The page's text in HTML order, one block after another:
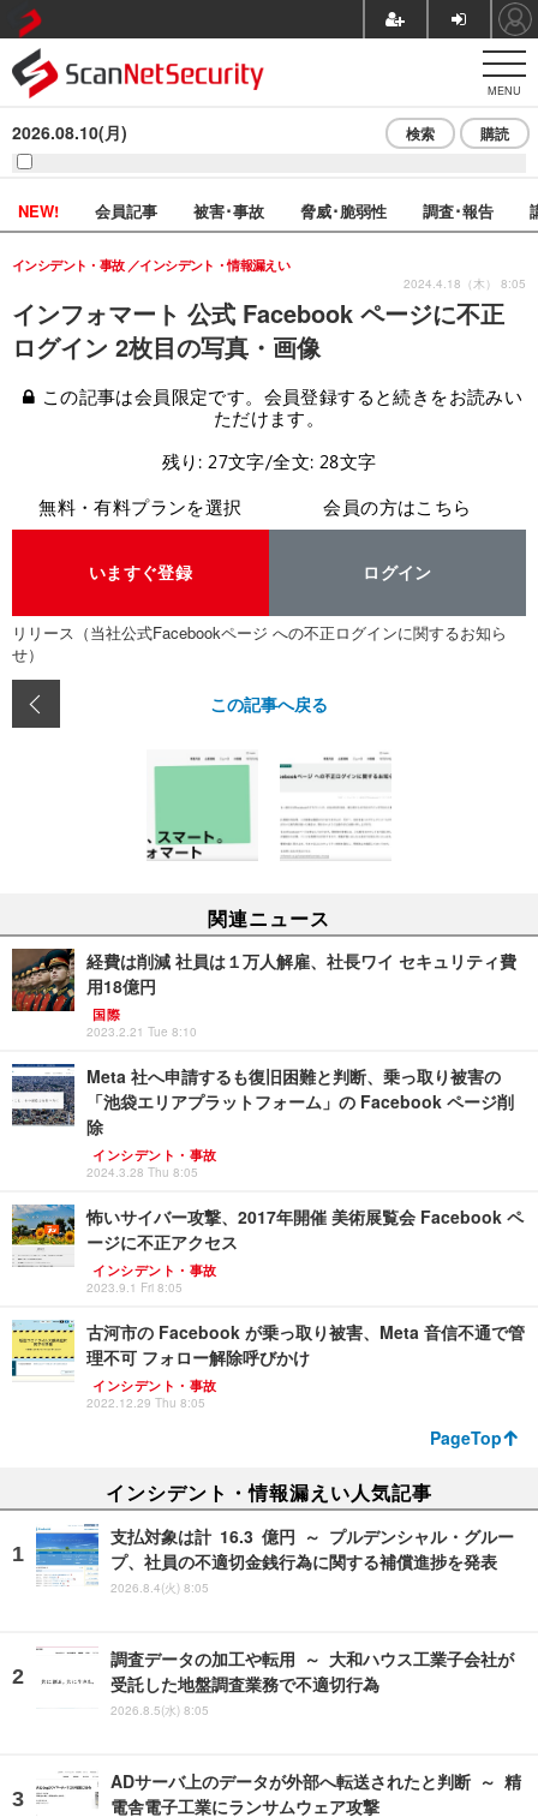
MENU
2026.08.10(月) 検索 購読
NEW! 会員記事 被害･事故 脅威･脆弱性 調査･報告
インフォマート 公式 Facebook ページに不正
ログイン 2枚目の写真・画像
インシデント・事故 インシデント・情報漏えい
2024.4.18（木） 8:05
この記事は会員限定です。会員登録すると続きをお読みい
ただけます。
残り: 27文字/全文: 28文字
無料・有料プランを選択
いますぐ登録
会員の方はこちら
ログイン
リリース（当社公式Facebookページ への不正ログインに関するお知ら
せ）
この記事へ戻る
関連ニュース
経費は削減 社員は１万人解雇、社長ワイ セキュリティ費
用18億円
国際
2023.2.21 Tue 8:10
Meta 社へ申請するも復旧困難と判断、乗っ取り被害の
「池袋エリアプラットフォーム」の Facebook ページ削
除
インシデント・事故
2024.3.28 Thu 8:05
怖いサイバー攻撃、2017年開催 美術展覧会 Facebook ペ
ージに不正アクセス
インシデント・事故
2023.9.1 Fri 8:05
古河市の Facebook が乗っ取り被害、Meta 音信不通で管
理不可 フォロー解除呼びかけ
インシデント・事故
2022.12.29 Thu 8:05
PageTop
インシデント・情報漏えい人気記事
支払対象は計 16.3 億円 ～ プルデンシャル・グルー
プ、社員の不適切金銭行為に関する補償進捗を発表
2026.8.4(火) 8:05
調査データの加工や転用 ～ 大和ハウス工業子会社が
受託した地盤調査業務で不適切行為
2026.8.5(水) 8:05
ADサーバ上のデータが外部へ転送されたと判断 ～ 精
電舎電子工業にランサムウェア攻撃